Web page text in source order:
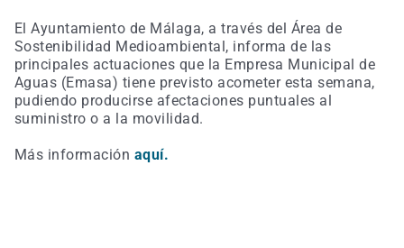
El Ayuntamiento de Málaga, a través del Área de
Sostenibilidad Medioambiental, informa de las
principales actuaciones que la Empresa Municipal de
Aguas (Emasa) tiene previsto acometer esta semana,
pudiendo producirse afectaciones puntuales al
suministro o a la movilidad.
Más información aquí.